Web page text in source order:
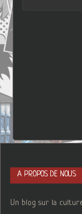
A PROPOS DE NOUS
Un blog sur la